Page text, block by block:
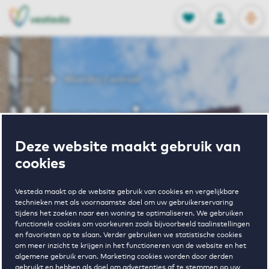
Deze website maakt gebruik van
cookies
Vesteda maakt op de website gebruik van cookies en vergelijkbare
technieken met als voornaamste doel om uw gebruikerservaring
tijdens het zoeken naar een woning te optimaliseren. We gebruiken
functionele cookies om voorkeuren zoals bijvoorbeeld taalinstellingen
en favorieten op te slaan. Verder gebruiken we statistische cookies
om meer inzicht te krijgen in het functioneren van de website en het
algemene gebruik ervan. Marketing cookies worden door derden
FAVORIETEN
Opgeslagen
INLOGGEN
NL
EN
Wonen in
Woerden
Centraal
Regelmatig beschikbaar